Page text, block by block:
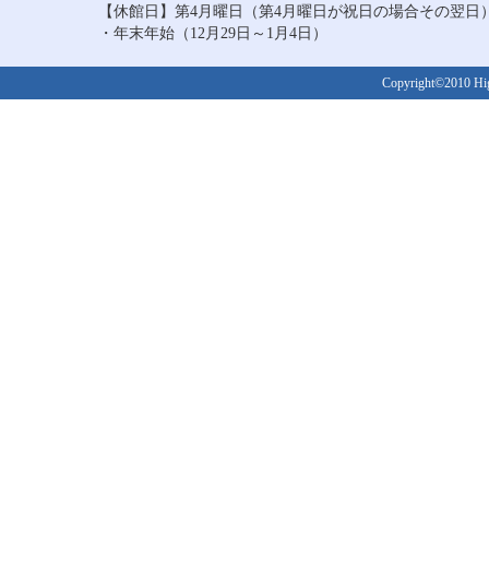
【休館日】第4月曜日（第4月曜日が祝日の場合その翌日
・年末年始（12月29日～1月4日）
Copyright©2010